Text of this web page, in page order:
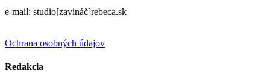
e-mail: studio[zavináč]rebeca.sk
Ochrana osobných údajov
Redakcia